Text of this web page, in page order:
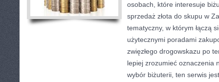
osobach, które interesuje
sprzedaż złota do skupu w
tematyczny, w którym łączą
użytecznymi poradami
zwięzłego drogowskazu po
lepiej zrozumieć oznaczenia
wybór biżuterii, ten serwis